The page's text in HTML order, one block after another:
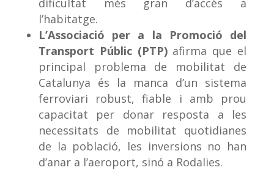
l’habitatge.
L’Associació per a la Promoció del
Transport Públic (PTP)afirma que el
principal problema de mobilitat de
Catalunya és la manca d’un sistema
ferroviari robust, fiable i amb prou
capacitat per donar resposta a les
necessitats de mobilitat quotidianes
de la població, les inversions no han
d’anar a l’aeroport, sinó a Rodalies.